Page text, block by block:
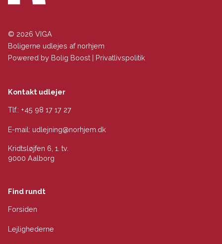
© 2026 VIGA
Boligerne udlejes af norhjem
Powered by Bolig Boost | Privatlivspolitik
Kontakt udlejer
Tlf.: +45 98 17 17 27
E-mail: udlejning@norhjem.dk
Kridtsløjfen 6, 1. tv.
9000 Aalborg
Find rundt
Forsiden
Lejlighederne